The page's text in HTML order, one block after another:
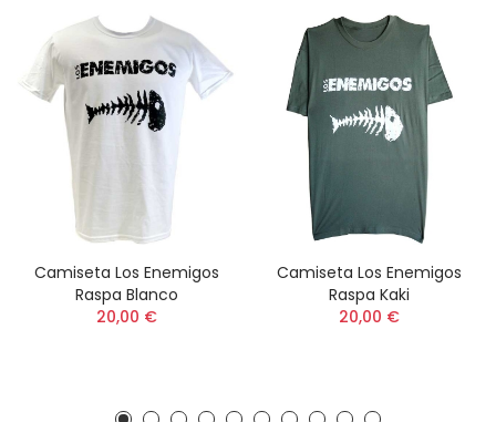
Camiseta Los Enemigos
Raspa Blanco
20,00 €
Camiseta Los Enemigos
Raspa Kaki
20,00 €